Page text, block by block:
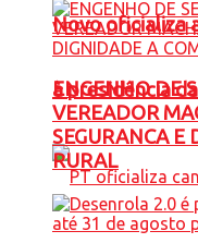
Novo oficializa
à presidência
ENGENHO DE
VEREADOR
SEGURANCA E
RURAL